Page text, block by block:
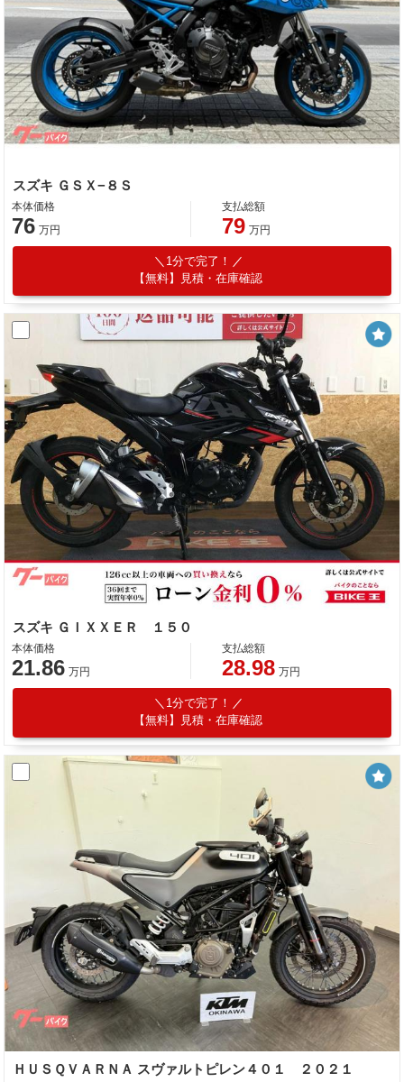
スズキ ＧＳＸ−８Ｓ
本体価格
76 万円
支払総額
79 万円
1分で完了！
【無料】見積・在庫確認
スズキ ＧＩＸＸＥＲ １５０
本体価格
21.86 万円
支払総額
28.98 万円
1分で完了！
【無料】見積・在庫確認
ＨＵＳＱＶＡＲＮＡ スヴァルトピレン４０１ ２０２１